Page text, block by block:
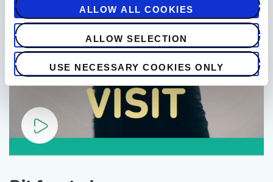
ALLOW ALL COOKIES
ALLOW SELECTION
USE NECESSARY COOKIES ONLY